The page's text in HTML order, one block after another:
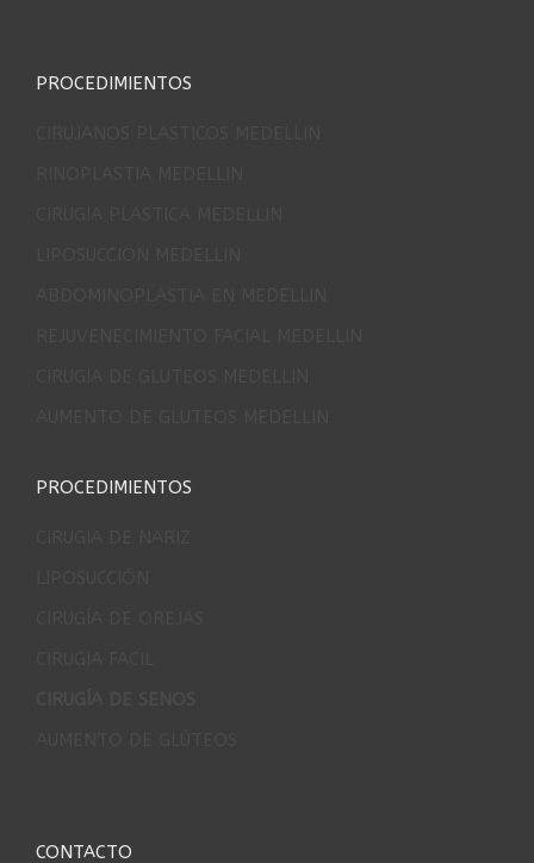
PROCEDIMIENTOS
PROCEDIMIENTOS
CONTACTO